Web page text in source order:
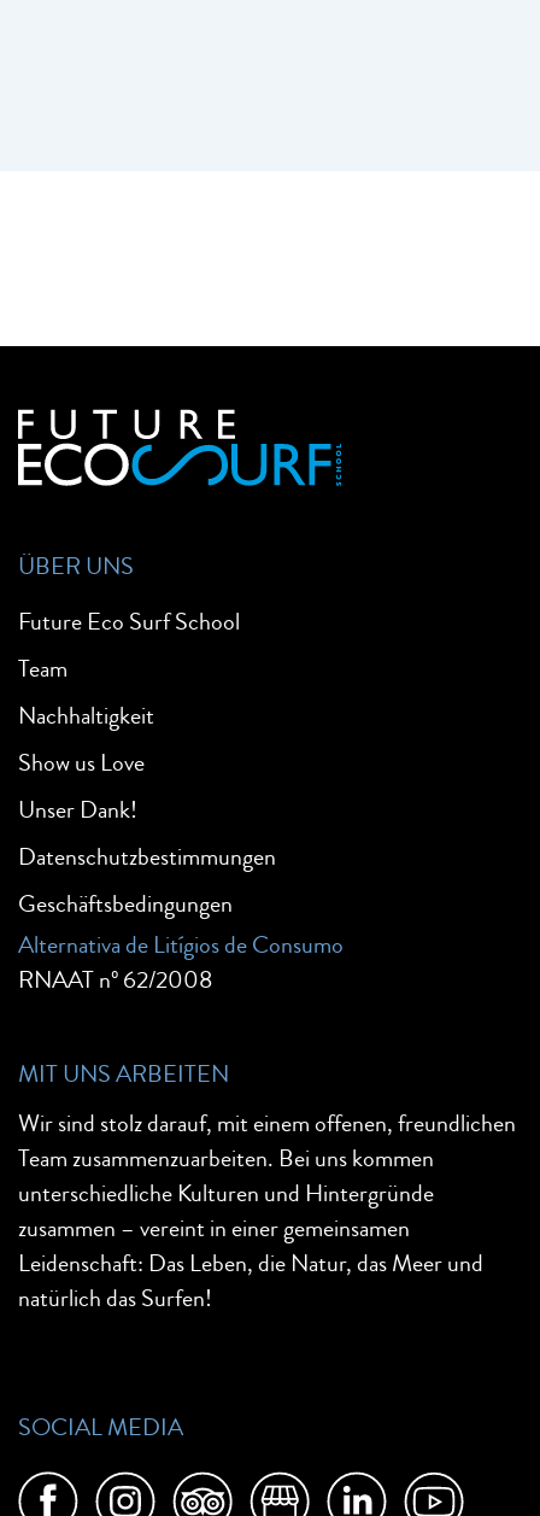
ÜBER UNS
Future Eco Surf School
Team
Nachhaltigkeit
Show us Love
Unser Dank!
Datenschutzbestimmungen
Geschäftsbedingungen
Alternativa de Litígios de Consumo
RNAAT nº 62/2008
MIT UNS ARBEITEN
Wir sind stolz darauf, mit einem offenen, freundlichen
Team zusammenzuarbeiten. Bei uns kommen
unterschiedliche Kulturen und Hintergründe
zusammen – vereint in einer gemeinsamen
Leidenschaft: Das Leben, die Natur, das Meer und
natürlich das Surfen!
SOCIAL MEDIA